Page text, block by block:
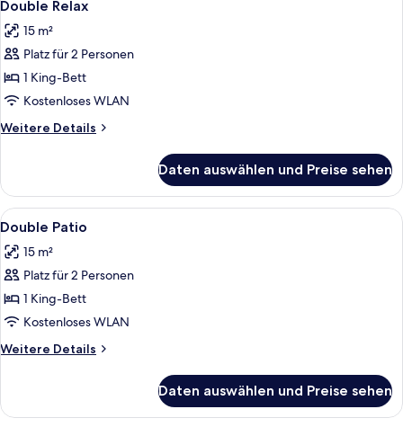
Nichtraucher,
Erdgeschoss
Fotos
für
Double
Relax
anzeigen
Double Relax
15 m²
Platz für 2 Personen
1 King-Bett
Kostenloses WLAN
Weitere Details
Weitere
Relax
Daten auswählen und Preise sehen
Alle
Fotos
für
Double
Patio
anzeigen
Badezimmer | Dusche, Hausschuhe,
5
Double Patio
15 m²
Platz für 2 Personen
1 King-Bett
Kostenloses WLAN
Weitere Details
Weitere
Patio
Daten auswählen und Preise sehen